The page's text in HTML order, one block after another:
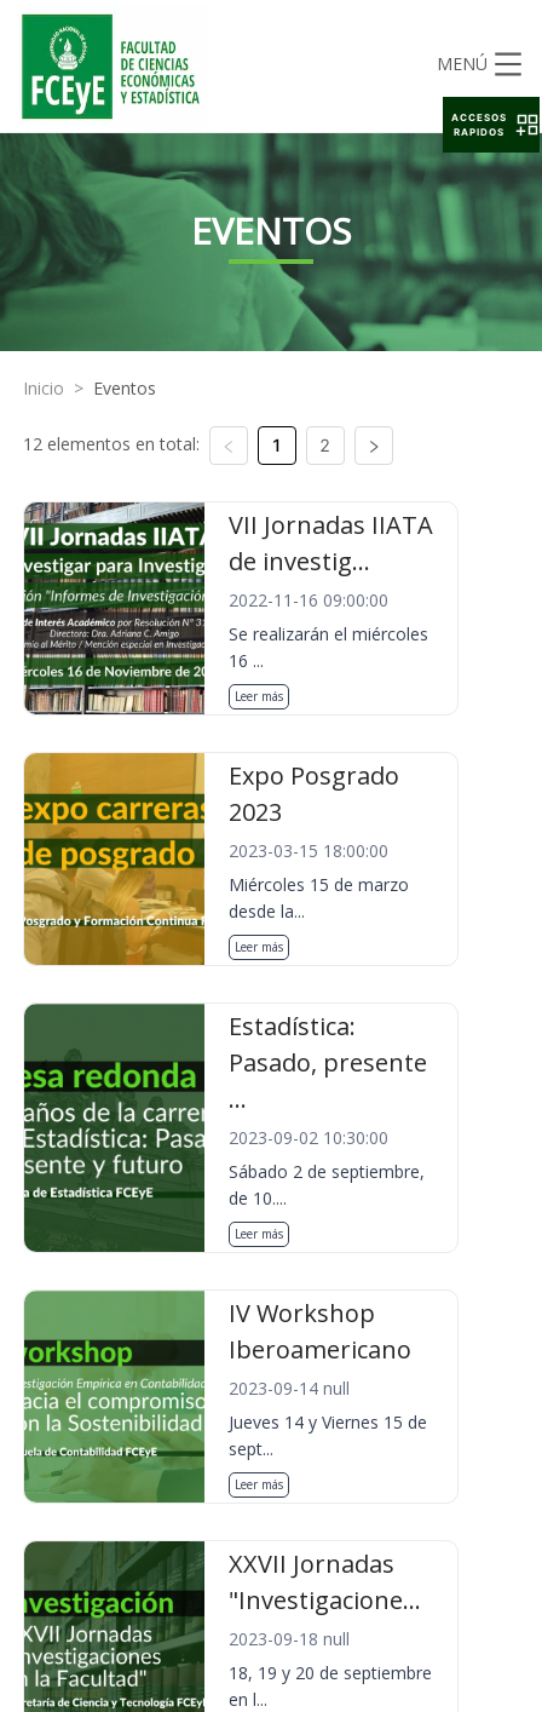
MENÚ
EVENTOS
Inicio > Eventos
12 elementos en total: 1 2
VII Jornadas IIATA
de investig...
2022-11-16 09:00:00
Se realizarán el miércoles
16 ...
Leer más
Expo Posgrado
2023
2023-03-15 18:00:00
Miércoles 15 de marzo
desde la...
Leer más
Estadística:
Pasado, presente
...
2023-09-02 10:30:00
Sábado 2 de septiembre,
de 10....
Leer más
IV Workshop
Iberoamericano
2023-09-14 null
Jueves 14 y Viernes 15 de
sept...
Leer más
XXVII Jornadas
"Investigacione...
2023-09-18 null
18, 19 y 20 de septiembre
en l...
ACCESOS
RAPIDOS